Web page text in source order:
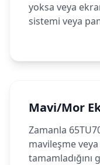
yoksa veya
sistemi veya
Mavi/Mor
Zamanla
mavileşme